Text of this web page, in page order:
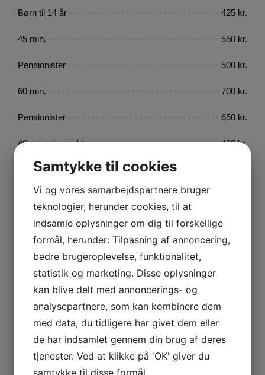
Børn til 14 år 425 kr.
45 min. 550 kr.
Pensionister 500 kr.
60 min. 700 kr.
Pensionister 650 kr.
40 min. akupunktur 400 kr.
Det er muligt at købe 10 turskort for en pris af 9
behandlinger
30 min. + akupunktur.
Pensionister 550 kr.
45 min. + akupunktur.
Pensionister
60 min. + akupunktur.
Samtykke til cookies
Vi og vores samarbejdspartnere bruger
teknologier, herunder cookies, til at
indsamle oplysninger om dig til forskellige
formål, herunder: Tilpasning af annoncering,
bedre brugeroplevelse, funktionalitet,
statistik og marketing. Disse oplysninger
kan blive delt med annoncerings- og
analysepartnere, som kan kombinere dem
med data, du tidligere har givet dem eller
de har indsamlet gennem din brug af deres
tjenester. Ved at klikke på 'OK' giver du
samtykke til disse formål.